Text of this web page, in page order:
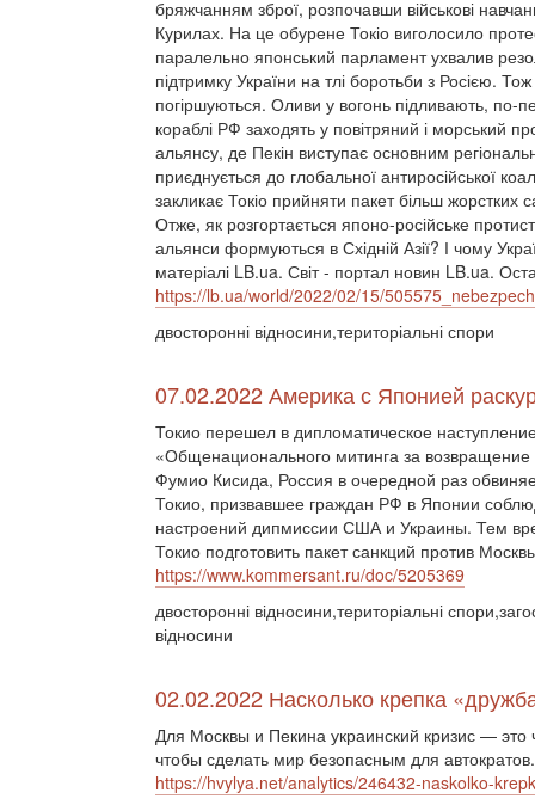
бряжчанням зброї, розпочавши військові
Курилах. На це обурене Токіо виголосило
паралельно японський парламент ухвалив
підтримку України на тлі боротьби з Росією.
погіршуються. Оливи у вогонь підливають, по-
кораблі РФ заходять у повітряний і морський
альянсу, де Пекін виступає основним
приєднується до глобальної антиросійської
закликає Токіо прийняти пакет більш жорстких
Отже, як розгортається японо-російське
альянси формуються в Східній Азії? І чому
матеріалі LB.ua. Світ - портал новин LB.ua.
https://lb.ua/world/2022/02/15/
двосторонні відносини,територіальні спори
07.02.2022 Америка с Японией
Токио перешел в дипломатическое
«Общенационального митинга за
Фумио Кисида, Россия в очередной раз
Токио, призвавшее граждан РФ в Японии
настроений дипмиссии США и Украины. Тем
Токио подготовить пакет санкций против
https://www.kommersant.ru/doc/5205369
двосторонні відносини,територіальні
відносини
02.02.2022 Насколько крепка
Для Москвы и Пекина украинский кризис — это
чтобы сделать мир безопасным для
https://hvylya.net/analytics/246432-naskolko-